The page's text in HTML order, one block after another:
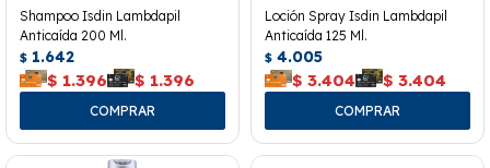
Shampoo Isdin Lambdapil
Anticaída 200 Ml.
$ 1.642
$ 1.396 $ 1.396
Loción Spray Isdin Lambdapil
Anticaída 125 Ml.
$ 4.005
$ 3.404 $ 3.404